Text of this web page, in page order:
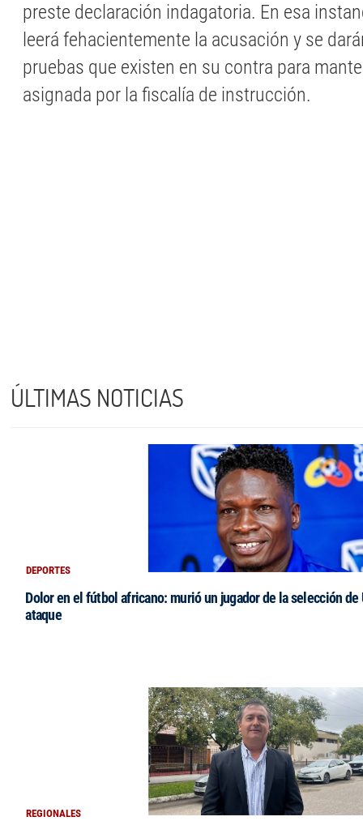
preste declaración indagatoria. En esa
leerá fehacientemente la acusación y se
pruebas que existen en su contra para
asignada por la fiscalía de instrucción.
ÚLTIMAS NOTICIAS
DEPORTES
Dolor en el fútbol africano: murió un jugador de la selección
ataque
REGIONALES